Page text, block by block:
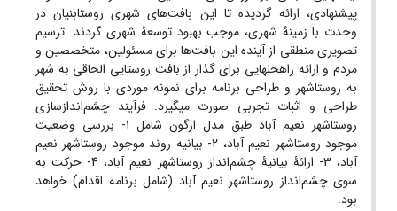
پیشنهادی، ارائه گردیده تا این بافت‌های شهری روستابنیان در
وحدت با زمینۀ شهری، موجب بهبود توسعۀ شهری گردند. ترسیم
تصویری منطقی از آینده این بافت‌ها برای مسئولین، متخصصین و
مردم و ارائه راه­حل­هایی برای گذار از بافت روستایی الحاقی به شهر
به روستاشهر و طراحی برنامه برای نمونه موردی با روش تحقیق
طراحی و اثبات تجربی صورت می­گیرد. فرآیند چشم‌اندازسازی
روستاشهر نعیم آباد طبق مدل ارگون شامل 1- بررسی وضعیت
موجود روستاشهر نعیم آباد، 2- بیانیه روند موجود روستاشهر نعیم
آباد، 3- ارائۀ بیانیۀ چشم‌انداز روستاشهر نعیم آباد، 4- حرکت به
سوی چشم‌انداز روستاشهر نعیم آباد (شامل برنامه اقدام) خواهد
بود.